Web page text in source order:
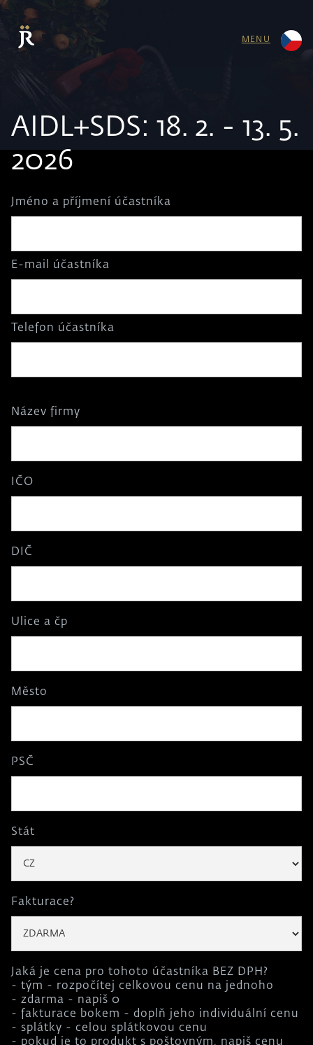
MENU
AIDL+SDS: 18. 2. - 13. 5.
2026
Jméno a příjmení účastníka
E-mail účastníka
Telefon účastníka
Název firmy
IČO
DIČ
Ulice a čp
Město
PSČ
Stát
Fakturace?
Jaká je cena pro tohoto účastníka BEZ DPH?
- tým - rozpočítej celkovou cenu na jednoho
- zdarma - napiš 0
- fakturace bokem - doplň jeho individuální cenu
- splátky - celou splátkovou cenu
- pokud je to produkt s poštovným, napiš cenu